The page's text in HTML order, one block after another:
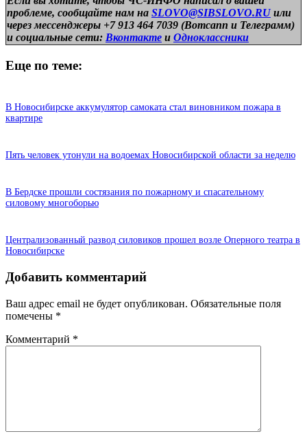
проблеме, сообщайте нам на SLOVO@SIBSLOVO.RU или
через мессенджеры +7 913 464 7039 (Вотсапп и Телеграмм)
и социальные сети: Вконтакте и Одноклассники
Еще по теме:
В Новосибирске аккумулятор самоката стал виновником пожара в
квартире
Пять человек утонули на водоемах Новосибирской области за неделю
В Бердске прошли состязания по пожарному и спасательному
силовому многоборью
Централизованный развод силовиков прошел возле Оперного театра в
Новосибирске
Добавить комментарий
Ваш адрес email не будет опубликован. Обязательные поля
помечены *
Комментарий *